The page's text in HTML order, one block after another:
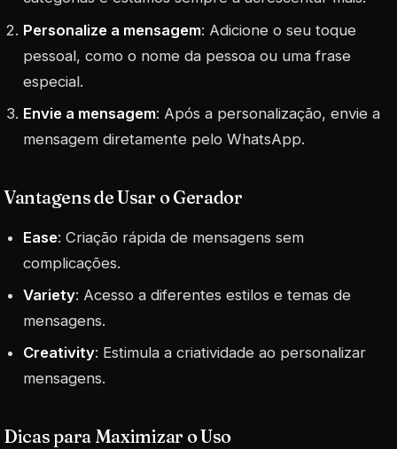
Personalize a mensagem: Adicione o seu toque
pessoal, como o nome da pessoa ou uma frase
especial.
Envie a mensagem: Após a personalização, envie a
mensagem diretamente pelo WhatsApp.
Vantagens de Usar o Gerador
Ease: Criação rápida de mensagens sem
complicações.
Variety: Acesso a diferentes estilos e temas de
mensagens.
Creativity: Estimula a criatividade ao personalizar
mensagens.
Dicas para Maximizar o Uso